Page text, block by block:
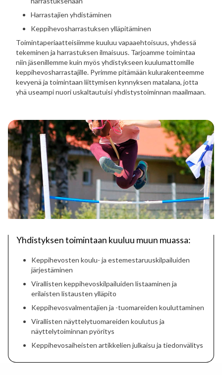
Harrastajien yhdistäminen
Keppihevosharrastuksen ylläpitäminen
Toimintaperiaatteisiimme kuuluu vapaaehtoisuus, yhdessä
tekeminen ja harrastuksen ilmaisuus. Tarjoamme toimintaa
niin jäsenillemme kuin myös yhdistykseen kuulumattomille
keppihevosharrastajille. Pyrimme pitämään kulurakenteemme
kevyenä ja toimintaan liittymisen kynnyksen matalana, jotta
yhä useampi nuori uskaltautuisi yhdistystoiminnan maailmaan.
Yhdistyksen toimintaan kuuluu muun muassa:
Keppihevosten koulu- ja estemestaruuskilpailuiden
järjestäminen
Virallisten keppihevoskilpailuiden listaaminen ja
erilaisten listausten ylläpito
Keppihevosvalmentajien ja -tuomareiden kouluttaminen
Virallisten näyttelytuomareiden koulutus ja
näyttelytoiminnan pyöritys
Keppihevosaiheisten artikkelien julkaisu ja tiedonvälitys